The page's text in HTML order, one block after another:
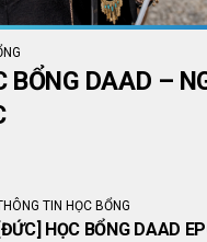
BỔNG DAAD –
TIN HỌC BỔNG
[ĐỨC] HỌC BỔNG DAAD